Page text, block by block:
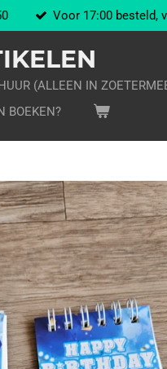
Voor 17:00 besteld,
(ALLEEN IN
BOEKEN?